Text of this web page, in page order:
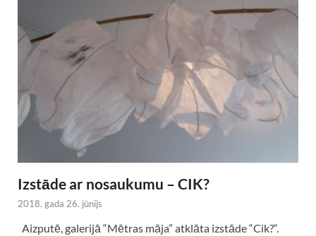
Izstāde ar nosaukumu – CIK?
2018. gada 26. jūnijs
Aizputē, galerijā “Mētras māja” atklāta izstāde “Cik?“.